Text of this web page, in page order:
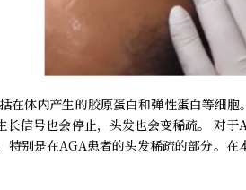
在体内产生的胶原蛋白和弹性蛋白等细
信号也会停止，头发也会变稀疏。 对
别是在AGA患者的头发稀疏的部分。